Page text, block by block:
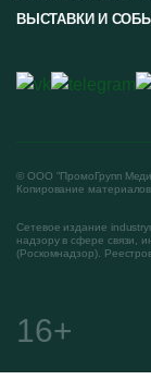
© ООО "ПромоГрупп
Копирование
ВЫСТАВКИ И
Сетевое издание
надзору в сфере связи,
(Роскомнадзор).
16+